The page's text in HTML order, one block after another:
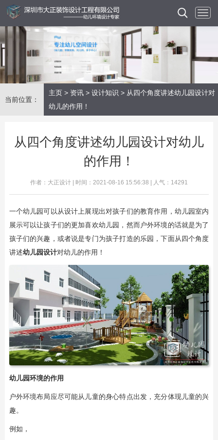
当前位置：
主页 > 资讯 > 设计知识 > 从四个角度讲述幼儿园设计对
幼儿的作用！
从四个角度讲述幼儿园设计对幼儿
的作用！
作者：大正设计 | 时间：2021-08-16 15:56:38 | 人气：14291
一个幼儿园可以从设计上展现出对孩子们的教育作用，幼儿园室内
展示可以让孩子们的更加喜欢幼儿园，然而户外环境的话就是为了
孩子们的兴趣，或者说是专门为孩子打造的乐园，下面从四个角度
讲述幼儿园设计对幼儿的作用！
幼儿园环境的作用
户外环境布局应尽可能从儿童的身心特点出发，充分体现儿童的兴
趣。
例如，